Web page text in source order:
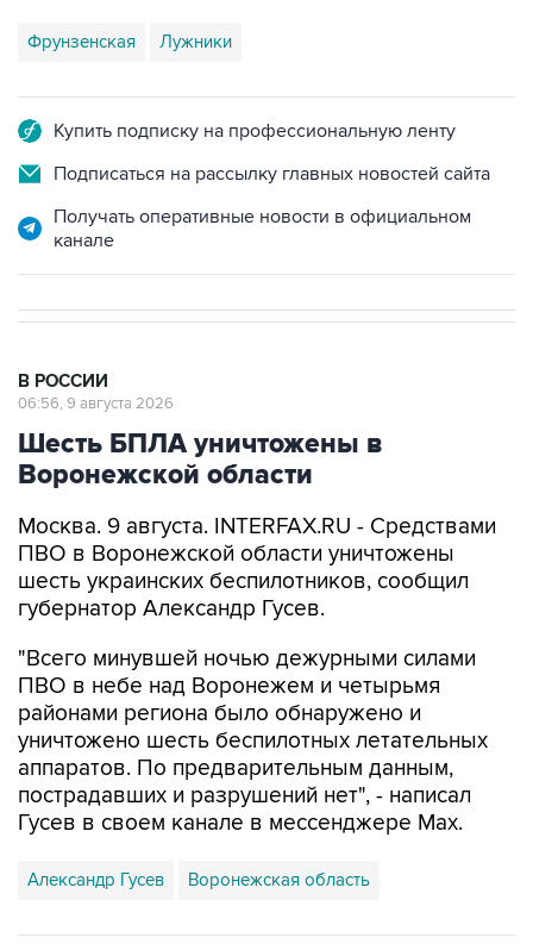
Фрунзенская Лужники
Купить подписку на профессиональную ленту
Подписаться на рассылку главных новостей сайта
Получать оперативные новости в официальном
канале
В РОССИИ
06:56, 9 августа 2026
Шесть БПЛА уничтожены в
Воронежской области
Москва. 9 августа. INTERFAX.RU - Средствами
ПВО в Воронежской области уничтожены
шесть украинских беспилотников, сообщил
губернатор Александр Гусев.
"Всего минувшей ночью дежурными силами
ПВО в небе над Воронежем и четырьмя
районами региона было обнаружено и
уничтожено шесть беспилотных летательных
аппаратов. По предварительным данным,
пострадавших и разрушений нет", - написал
Гусев в своем канале в мессенджере Max.
Александр Гусев Воронежская область